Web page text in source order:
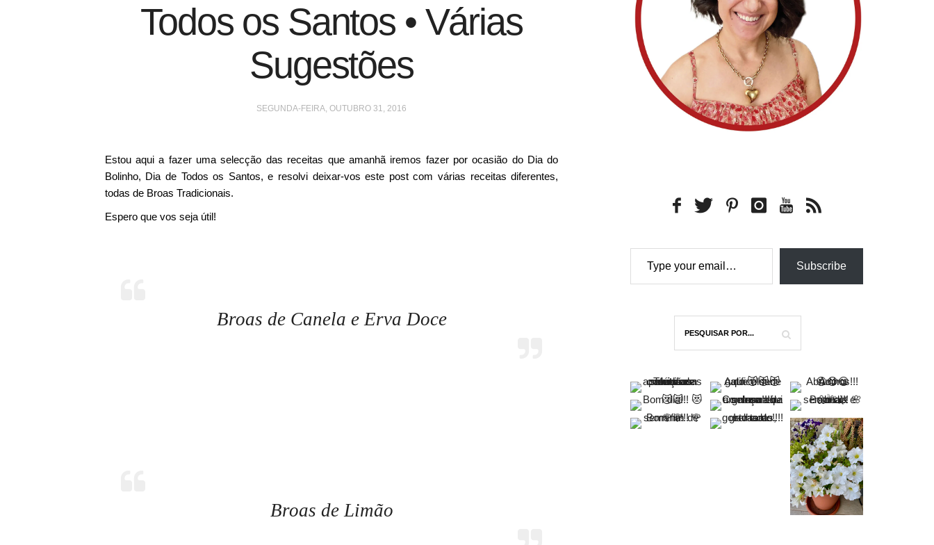
Todos os Santos • Várias
Sugestões
SEGUNDA-FEIRA, OUTUBRO 31, 2016
Estou aqui a fazer uma selecção das receitas que amanhã iremos fazer por ocasião do Dia do
Bolinho, Dia de Todos os Santos, e resolvi deixar-vos este post com várias receitas diferentes,
todas de Broas Tradicionais.
Espero que vos seja útil!
Broas de Canela e Erva Doce
Broas de Limão
Type your email…
Subscribe